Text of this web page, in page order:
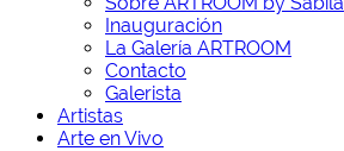
Inauguración
La Galería ARTROOM
Contacto
Galerista
Artistas
Arte en Vivo